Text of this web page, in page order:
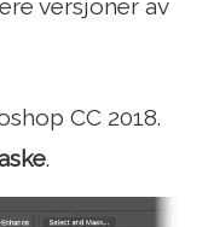
versjoner av
CC 2018.
.